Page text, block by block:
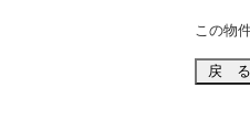
この物